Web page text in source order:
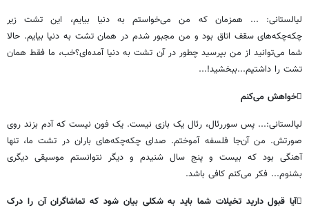
لیالستانی: ... همزمان که من میخواستم به دنیا بیایم، این تشت زیر
چکهچکههای سقف اتاق بود و من مجبور شدم در همان تشت به دنیا بیایم. حالا
شما میتوانید از من بپرسید چطور در آن تشت به دنیا آمدهای؟خب، ما فقط همان
تشت را داشتیم...ببخشید!...
خواهش میکنم
لیالستانی:... پس سوررئال، رئال یک بازی نیست. یک فون نیست که آدم بزند روی
صورتش. من آنجا فلسفه آموختم. صدای چکهچکههای باران در تشت ما، تنها
آهنگی بود که بیست و پنج سال شنیدم و دیگر نتوانستم موسیقی دیگری
بشنوم... فکر میکنم کافی باشد.
آیا قبول دارید تخیلات شما باید به شکلی بیان شود که تماشاگران آن را درک